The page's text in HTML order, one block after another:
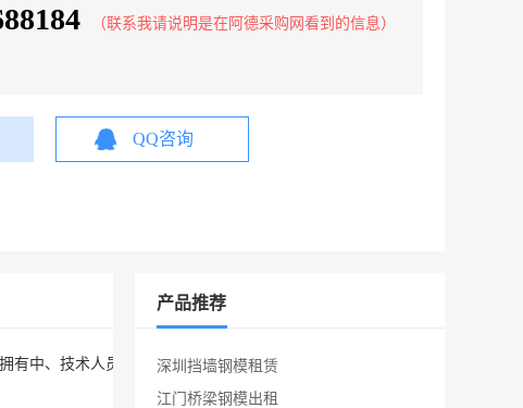
（联系我请说明是在阿德采购网看到的信息）
QQ咨询
中、技术人员100余人，形成以户外制造产业为主，其他三产业为辅
产品推荐
深圳挡墙钢模租赁
江门桥梁钢模出租